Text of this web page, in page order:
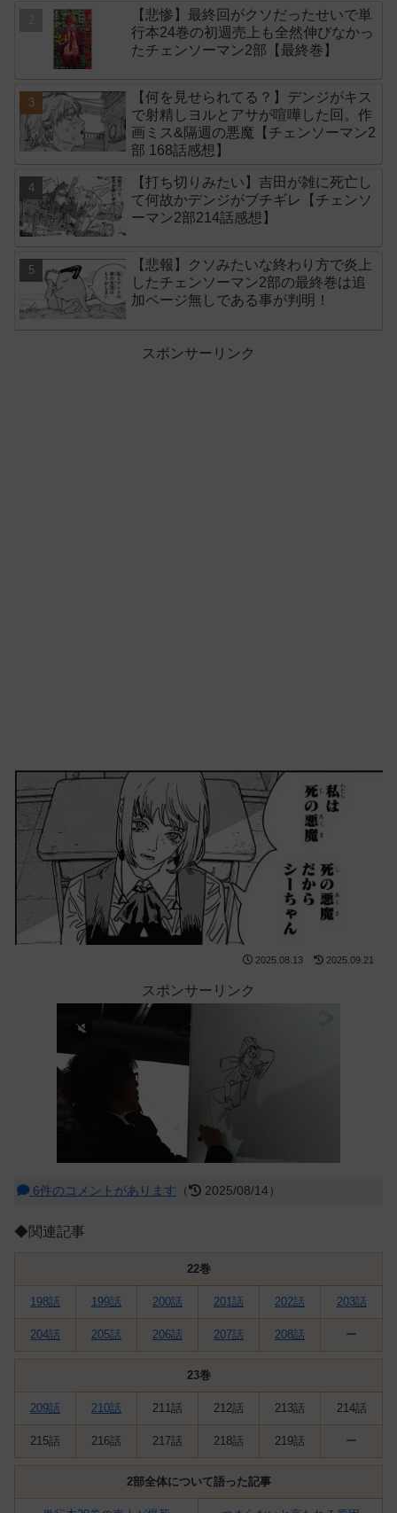
【悲惨】最終回がクソだったせいで単
行本24巻の初週売上も全然伸びなかっ
たチェンソーマン2部【最終巻】
【何を見せられてる？】デンジがキス
で射精しヨルとアサが喧嘩した回。作
画ミス&隔週の悪魔【チェンソーマン2
部 168話感想】
【打ち切りみたい】吉田が雑に死亡し
て何故かデンジがブチギレ【チェンソ
ーマン2部214話感想】
【悲報】クソみたいな終わり方で炎上
したチェンソーマン2部の最終巻は追
加ページ無しである事が判明！
スポンサーリンク
2025.08.13 2025.09.21
スポンサーリンク
6件のコメントがあります （ 2025/08/14）
◆関連記事
22巻
198話 199話 200話 201話 202話 203話
204話 205話 206話 207話 208話 ー
23巻
209話 210話 211話 212話 213話 214話
215話 216話 217話 218話 219話 ー
2部全体について語った記事